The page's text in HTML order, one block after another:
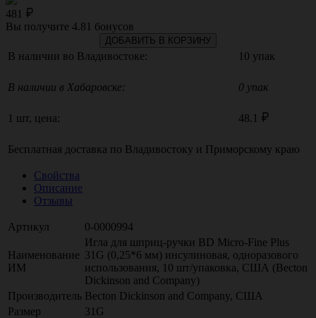
481
Вы получите 4.81 бонусов
ДОБАВИТЬ В КОРЗИНУ
В наличии во Владивостоке: 10 упак
В наличии в Хабаровске: 0 упак
1 шт, цена: 48.1
Бесплатная доставка по Владивостоку и Приморскому краю
Свойства
Описание
Отзывы
Артикул 0-0000994
Наименование
ИМ
Игла для шприц-ручки BD Micro-Fine Plus
31G (0,25*6 мм) инсулиновая, одноразового
использования, 10 шт/упаковка, США (Becton
Dickinson and Company)
Производитель Becton Dickinson and Company, США
Размер
31G